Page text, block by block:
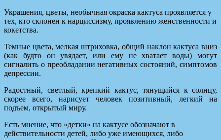
Украшения, цветы, необычная окраска кактуса проявляется у
тех, кто склонен к нарциссизму, проявлению женственности и
кокетства.
Темные цвета, мелкая штриховка, общий наклон кактуса вниз
(как будто он увядает, или ему не хватает воды) могут
сигналить о преобладании негативных состояний, симптомов
депрессии.
Радостный, светлый, крепкий кактус, тянущийся к солнцу,
скорее всего, нарисует человек позитивный, легкий на
подъем, открытый миру.
Есть мнение, что «детки» на кактусе обозначают в
действительности детей, либо уже имеющихся, либо